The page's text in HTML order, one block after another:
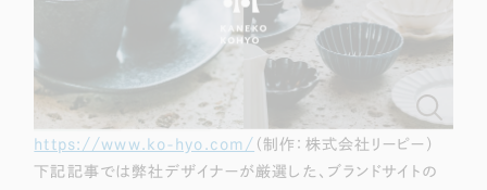
https://www.ko-hyo.com/ （制作：株式会社リーピー）
下記記事では弊社デザイナーが厳選した、ブランドサイトの